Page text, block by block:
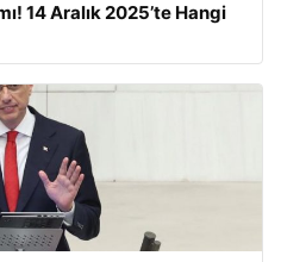
14 Aralık 2025’te Hangi